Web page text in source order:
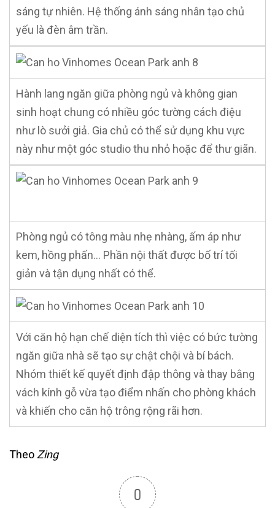
sáng tự nhiên. Hệ thống ánh sáng nhân tạo chủ
yếu là đèn âm trần.
Hành lang ngăn giữa phòng ngủ và không gian
sinh hoạt chung có nhiều góc tường cách điệu
như lò sưởi giả. Gia chủ có thể sử dụng khu vực
này như một góc studio thu nhỏ hoặc để thư giãn.
Phòng ngủ có tông màu nhẹ nhàng, ấm áp như
kem, hồng phấn… Phần nội thất được bố trí tối
giản và tận dụng nhất có thể.
Với căn hộ hạn chế diện tích thì việc có bức tường
ngăn giữa nhà sẽ tạo sự chật chội và bí bách.
Nhóm thiết kế quyết định đập thông và thay bằng
vách kính gỗ vừa tạo điểm nhấn cho phòng khách
và khiến cho căn hộ trông rộng rãi hơn.
Theo Zing
0